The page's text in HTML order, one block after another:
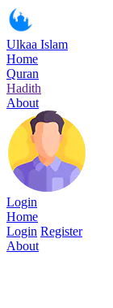
Ulkaa Islam
Home
Quran
Hadith
About
Login
Home
Login Register
About